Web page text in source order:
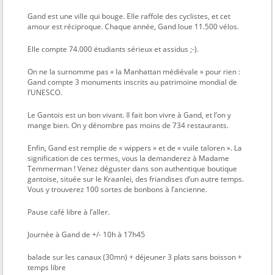
Gand est une ville qui bouge. Elle raffole des cyclistes, et cet
amour est réciproque. Chaque année, Gand loue 11.500 vélos.
Elle compte 74.000 étudiants sérieux et assidus ;-).
On ne la surnomme pas « la Manhattan médiévale » pour rien :
Gand compte 3 monuments inscrits au patrimoine mondial de
l’UNESCO.
Le Gantois est un bon vivant. Il fait bon vivre à Gand, et l’on y
mange bien. On y dénombre pas moins de 734 restaurants.
Enfin, Gand est remplie de « wippers » et de « vuile taloren ». La
signification de ces termes, vous la demanderez à Madame
Temmerman ! Venez déguster dans son authentique boutique
gantoise, située sur le Kraanlei, des friandises d’un autre temps.
Vous y trouverez 100 sortes de bonbons à l’ancienne.
Pause café libre à l’aller.
Journée à Gand de +/- 10h à 17h45
balade sur les canaux (30mn) + déjeuner 3 plats sans boisson +
temps libre